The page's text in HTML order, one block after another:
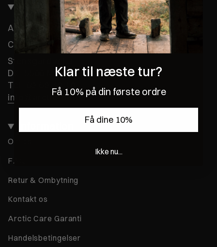
Kontakt os
Arctic Outdoor ApS
Cvr:
33248024
Stensgårdvej 3
DK-5500 Middelfart
Tel. 69 69 79 10
info@arctic-outdoor.dk
Om os
FAQ
Retur & Ombytning
Kontakt os
Arctic Care Garanti
Handelsbetingelser
Klar til næste tur?
Få 10% på din første ordre
Få dine 10%
Ikke nu...